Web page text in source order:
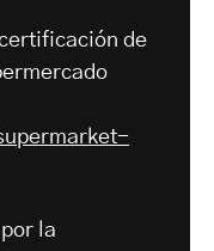
de
la